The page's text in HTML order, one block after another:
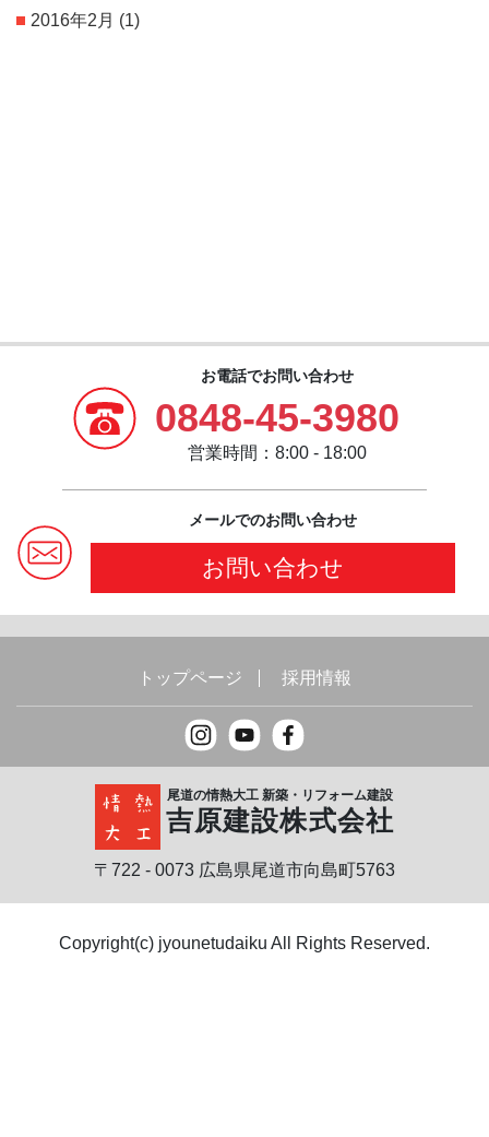
2016年2月 (1)
お電話でお問い合わせ
0848-45-3980
営業時間：8:00 - 18:00
メールでのお問い合わせ
お問い合わせ
トップページ 採用情報
尾道の情熱大工 新築・リフォーム建設
吉原建設株式会社
〒722 - 0073 広島県尾道市向島町5763
Copyright(c) jyounetudaiku All Rights Reserved.